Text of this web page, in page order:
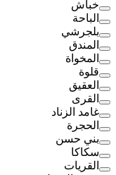
خباش
الباحة
بلجرشي
المندق
المخواة
قلوة
العقيق
القرى
غامد الزناد
الحجرة
بني حسن
سكاكا
القريات